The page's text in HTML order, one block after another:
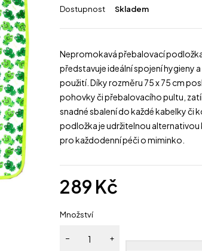
Dostupnost
Skladem
Nepromokavá přebalovací
představuje ideální spojení hygieny
použití. Díky rozměru 75 x 75 cm
pohovky či přebalovacího pultu,
snadné sbalení do každé kabelky či
podložka je udržitelnou
pro každodenní péči o miminko.
289 Kč
Množství